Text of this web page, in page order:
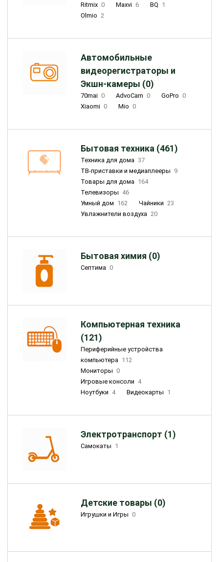
Ritmix 0 Maxvi 6 BQ 1
Olmio 2
Автомобильные
видеорегистраторы и
Экшн-камеры (0)
70mai 0 AdvoCam 0 GoPro 0
Xiaomi 0 Mio 0
Бытовая техника (461)
Техника для дома 37
ТВ-приставки и медиаплееры 9
Товары для дома 164
Телевизоры 46
Умный дом 162 Чайники 23
Увлажнители воздуха 20
Бытовая химия (0)
Септима 0
Компьютерная техника
(121)
Периферийные устройства
компьютера 112
Мониторы 0
Игровые консоли 4
Ноутбуки 4 Видеокарты 1
Электротранспорт (1)
Самокаты 1
Детские товары (0)
Игрушки и Игры 0